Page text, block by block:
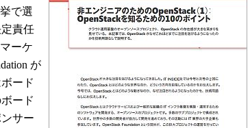
で選
責任
ーケ
が
ード
ード
サー